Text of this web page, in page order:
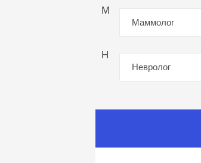
М
Маммолог
Н
Невролог